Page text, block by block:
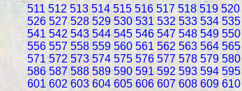
511 512 513 514 515 516 517 518 519 520
526 527 528 529 530 531 532 533 534 535
541 542 543 544 545 546 547 548 549 550
556 557 558 559 560 561 562 563 564 565
571 572 573 574 575 576 577 578 579 580
586 587 588 589 590 591 592 593 594 595
601 602 603 604 605 606 607 608 609 610